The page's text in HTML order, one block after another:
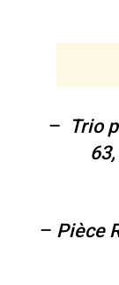
– Trio
63,
– Pièce